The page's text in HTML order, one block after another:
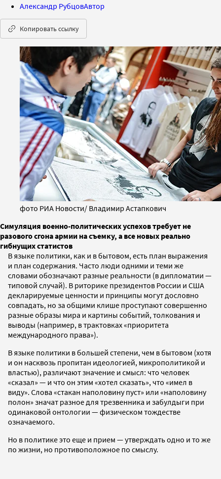
Александр РубцовАвтор
Копировать ссылку
фото РИА Новости/ Владимир Астапкович
Симуляция военно-политических успехов требует не
разового сгона армии на съемку, а все новых реально
гибнущих статистов
В языке политики, как и в бытовом, есть план выражения
и план содержания. Часто люди одними и теми же
словами обозначают разные реальности (в дипломатии —
типовой случай). В риторике президентов России и США
декларируемые ценности и принципы могут дословно
совпадать, но за общими клише проступают совершенно
разные образы мира и картины событий, толкования и
выводы (например, в трактовках «приоритета
международного права»).
В языке политики в большей степени, чем в бытовом (хотя
и он насквозь пропитан идеологией, микрополитикой и
властью), различают значение и смысл: что человек
«сказал» — и что он этим «хотел сказать», что «имел в
виду». Слова «стакан наполовину пуст» или «наполовину
полон» значат разное для трезвенника и забулдыги при
одинаковой онтологии — физическом тождестве
означаемого.
Но в политике это еще и прием — утверждать одно и то же
по жизни, но противоположное по смыслу.